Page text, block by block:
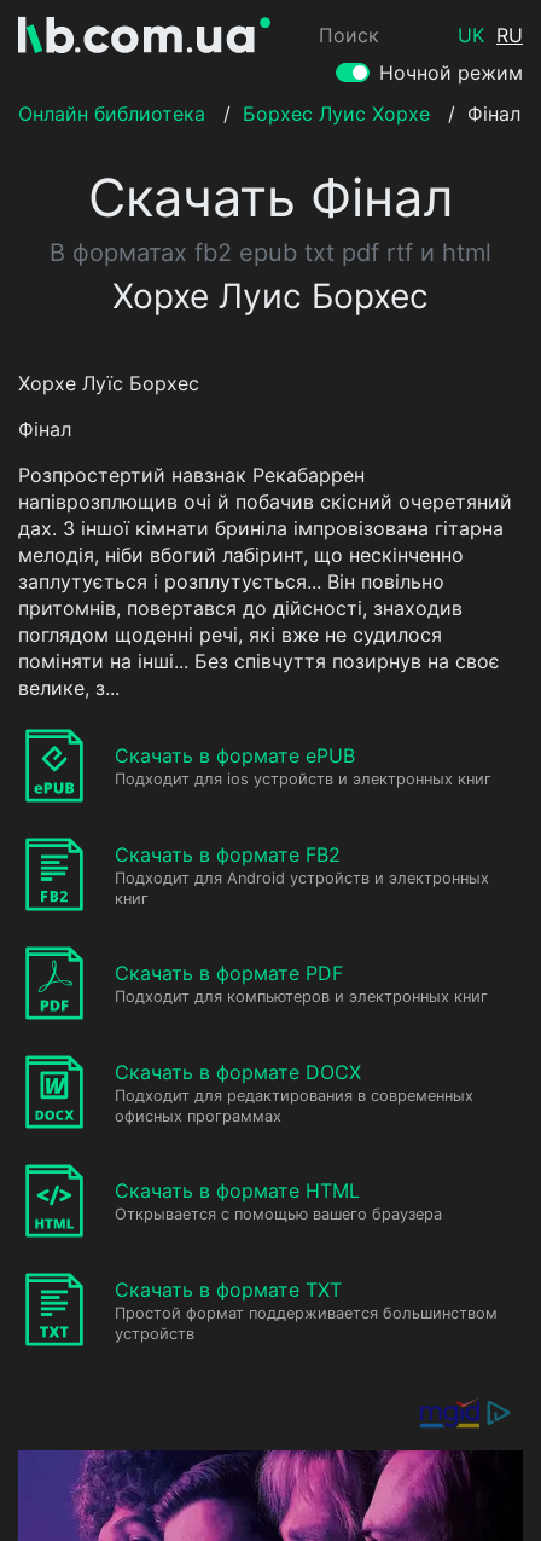
Поиск UK RU
Ночной режим
Онлайн библиотека
/ Борхес Луис Хорхе / Фінал
Скачать Фінал
В форматах fb2 epub txt pdf rtf и html
Хорхе Луис Борхес
Хорхе Луїс Борхес
Фінал
Розпростертий навзнак Рекабаррен
напіврозплющив очі й побачив скісний очеретяний
дах. З іншої кімнати бриніла імпровізована гітарна
мелодія, ніби вбогий лабіринт, що нескінченно
заплутується і розплутується... Він повільно
притомнів, повертався до дійсності, знаходив
поглядом щоденні речі, які вже не судилося
поміняти на інші... Без співчуття позирнув на своє
велике, з...
Скачать в формате ePUB
Подходит для ios устройств и электронных книг
Скачать в формате FB2
Подходит для Android устройств и электронных
книг
Скачать в формате PDF
Подходит для компьютеров и электронных книг
Скачать в формате DOCX
Подходит для редактирования в современных
офисных программах
Скачать в формате HTML
Открывается с помощью вашего браузера
Скачать в формате TXT
Простой формат поддерживается большинством
устройств